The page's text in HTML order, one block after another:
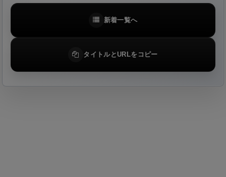
新着一覧へ
タイトルとURLをコピー